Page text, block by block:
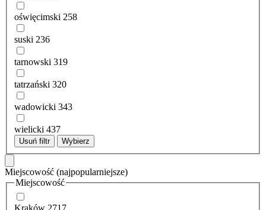
oświęcimski 258
suski 236
tarnowski 319
tatrzański 320
wadowicki 343
wielicki 437
Usuń filtr Wybierz
Miejscowość (najpopularniejsze)
Miejscowość